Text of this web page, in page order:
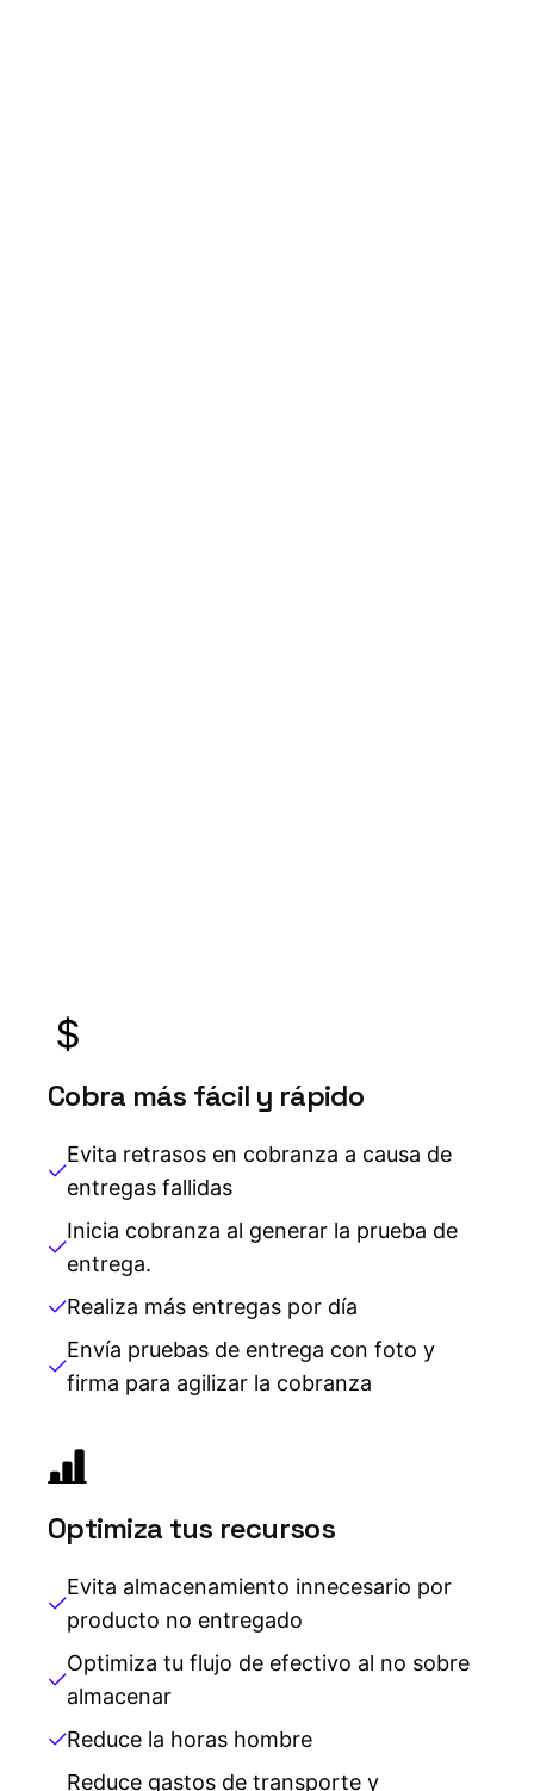
Cobra más fácil y rápido
Evita retrasos en cobranza a causa de
entregas fallidas
Inicia cobranza al generar la prueba de
entrega.
Realiza más entregas por día
Envía pruebas de entrega con foto y
firma para agilizar la cobranza
Optimiza tus recursos
Evita almacenamiento innecesario por
producto no entregado
Optimiza tu flujo de efectivo al no sobre
almacenar
Reduce la horas hombre
Reduce gastos de transporte y